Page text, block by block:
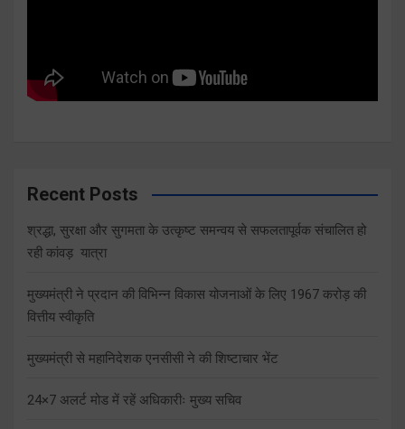
Recent Posts
श्रद्धा, सुरक्षा और सुगमता के उत्कृष्ट समन्वय से सफलतापूर्वक संचालित हो
रही कांवड़ यात्रा
मुख्यमंत्री ने प्रदान की विभिन्न विकास योजनाओं के लिए 1967 करोड़ की
वित्तीय स्वीकृति
मुख्यमंत्री से महानिदेशक एनसीसी ने की शिष्टाचार भेंट
24×7 अलर्ट मोड में रहें अधिकारीः मुख्य सचिव